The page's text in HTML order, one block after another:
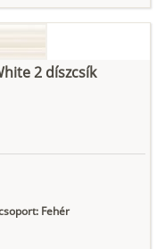
2 díszcsík
Fehér